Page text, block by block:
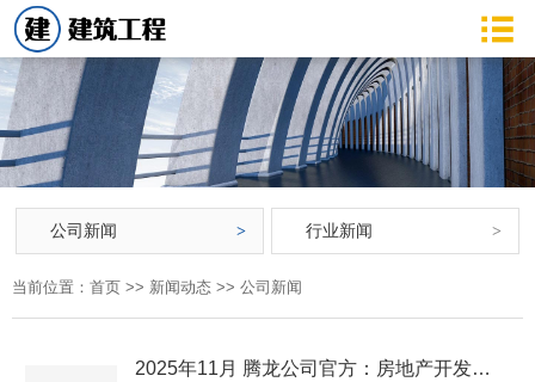
公司新闻 行业新闻
当前位置： 首页 >> 新闻动态 >> 公司新闻
2025年11月 腾龙公司官方：房地产开发和住房交付月度简报